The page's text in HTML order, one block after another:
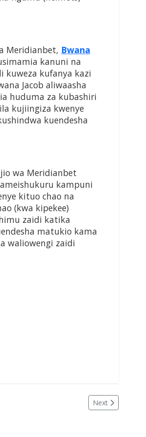
Meridianbet, Bwana
kanuni na
kuweza kufanya kazi
Jacob aliwaasha
huduma za kubashiri
kujiingiza kwenye
kuendesha
wa Meridianbet
kampuni
kituo chao na
(kwa kipekee)
zaidi katika
matukio kama
waliowengi zaidi
Next